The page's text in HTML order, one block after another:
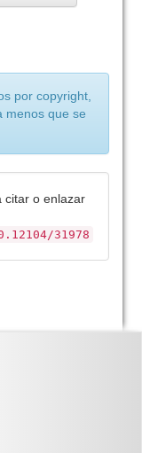
por copyright,
menos que se
citar o enlazar
31978